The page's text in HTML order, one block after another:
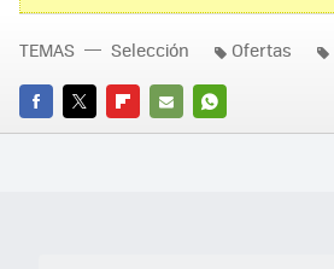
FACEBOOK
TWITTERFLIPBOARD
E-
WHATSAPP
TEMAS Selección Ofertas